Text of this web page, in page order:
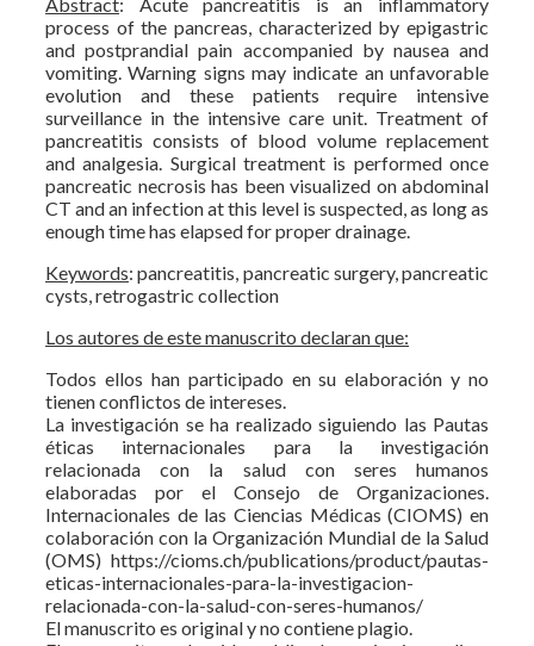
process of the pancreas, characterized by epigastric
and postprandial pain accompanied by nausea and
vomiting. Warning signs may indicate an unfavorable
evolution and these patients require intensive
surveillance in the intensive care unit. Treatment of
pancreatitis consists of blood volume replacement
and analgesia. Surgical treatment is performed once
pancreatic necrosis has been visualized on abdominal
CT and an infection at this level is suspected, as long as
enough time has elapsed for proper drainage.
Keywords: pancreatitis, pancreatic surgery, pancreatic
cysts, retrogastric collection
Los autores de este manuscrito declaran que:
Todos ellos han participado en su elaboración y no
tienen conflictos de intereses.
La investigación se ha realizado siguiendo las Pautas
éticas internacionales para la investigación
relacionada con la salud con seres humanos
elaboradas por el Consejo de Organizaciones.
Internacionales de las Ciencias Médicas (CIOMS) en
colaboración con la Organización Mundial de la Salud
(OMS) https://cioms.ch/publications/product/pautas-
eticas-internacionales-para-la-investigacion-
relacionada-con-la-salud-con-seres-humanos/
El manuscrito es original y no contiene plagio.